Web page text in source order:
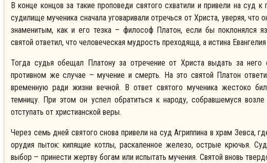
В конце концов за такие проповеди святого схватили и привели на суд к
судилище мученика сначала уговаривали отречься от Христа, уверяя, что
знаменитым, как и его тезка – философ Платон, если бы поклонялся
святой ответил, что человеческая мудрость преходяща, а истина
Тогда судья обещал Платону за отречение от Христа выдать за него
противном же случае – мучение и смерть. На это святой Платон
временную ради жизни вечной. В ответ святого мученика жестоко
темницу. При этом он успел обратиться к народу, собравшемуся
отступать от христианской веры.
Через семь дней святого снова привели на суд Агриппина в храм Зевса,
орудия пыток: кипящие котлы, раскаленное железо, острые крючья.
выбор – принести жертву богам или испытать мучения. Святой вновь